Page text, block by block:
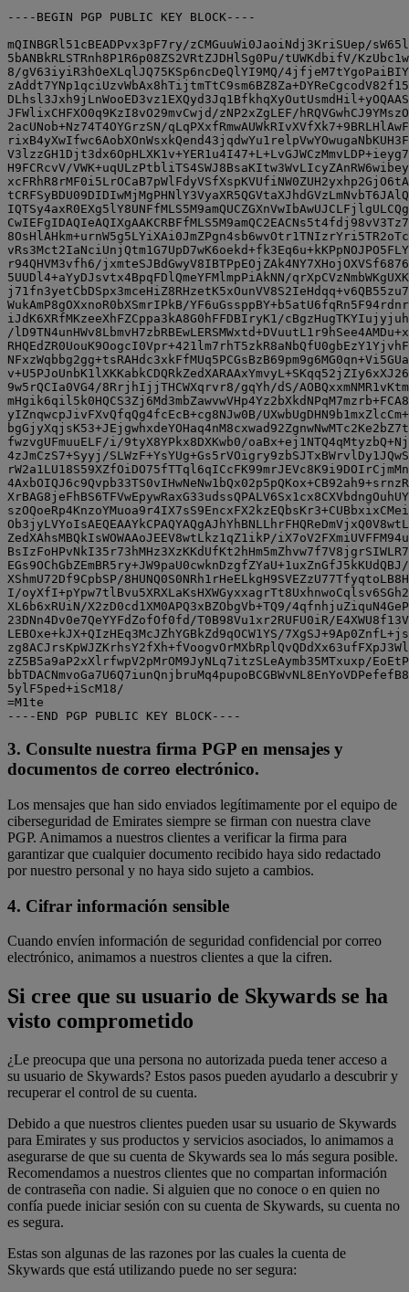
----BEGIN PGP PUBLIC KEY BLOCK----
mQINBGRl51cBEADPvx3pF7ry/zCMGuuWi0JaoiNdj3KriSUep/
5bANBkRLSTRnh8P1R6p08ZS2VRtZJDHlSg0Pu/tUWKdbifV/
8/gV63iyiR3hOeXLqlJQ75KSp6ncDeQlYI9MQ/
JFWlixCHFXO0q9KzI8vO29mvCwjd/zNP2xZgLEF/
2acUNob+Nz74T4OYGrzSN/
H9FCRcvV/
r94QHVM3vfh6/
5UUDl4+aYyDJsvtx4BpqFDlQmeYFMlmpPiAkNN/
WukAmP8gOXxnoR0bXSmrIPkB/
iJdK6XRfMKzeeXhFZCppa3kA8G0hFFDBIryK1/
/
9w5rQCIa0VG4/8RrjhIjjTHCWXqrvr8/gqYh/dS/
yIZnqwcpJivFXvQfqQg4fcEcB+cg8NJw0B/
fwzvgUFmuuELF/i/9tyX8YPkx8DXKwb0/
4zJmCzS7+Syyj/
ZedXAhsMBQkIsWOWAAoJEEV8wtLkz1qZ1ikP/
XShmU72Df9CpbSP/
I/
XL6b6xRUiN/X2zD0cd1XM0APQ3xBZObgVb+TQ9/
23DNn4Dv0e7QeYYFdZofOf0fd/T0B98Vu1xr2RUFU0iR/
LEBOxe+kJX+QIzHEq3McJZhYGBkZd9qOCW1YS/
zZ5B5a9aP2xXlrfwpV2pMrOM9JyNLq7itzSLeAymb35MTxuxp/
5ylF5ped+iScM18/
=M1te
3. Consulte nuestra firma PGP en mensajes y
documentos de correo electrónico.
Los mensajes que han sido enviados legítimamente por el equipo de
ciberseguridad de Emirates siempre se firman con nuestra clave
PGP. Animamos a nuestros clientes a verificar la firma para
garantizar que cualquier documento recibido haya sido redactado
por nuestro personal y no haya sido sujeto a cambios.
4. Cifrar información sensible
Cuando envíen información de seguridad confidencial por correo
electrónico, animamos a nuestros clientes a que la cifren.
Si cree que su usuario de Skywards se ha
visto comprometido
¿Le preocupa que una persona no autorizada pueda tener acceso a
su usuario de Skywards? Estos pasos pueden ayudarlo a descubrir y
recuperar el control de su cuenta.
Debido a que nuestros clientes pueden usar su usuario de Skywards
para Emirates y sus productos y servicios asociados, lo animamos a
asegurarse de que su cuenta de Skywards sea lo más segura posible.
Recomendamos a nuestros clientes que no compartan información
de contraseña con nadie. Si alguien que no conoce o en quien no
confía puede iniciar sesión con su cuenta de Skywards, su cuenta no
es segura.
Estas son algunas de las razones por las cuales la cuenta de
Skywards que está utilizando puede no ser segura: